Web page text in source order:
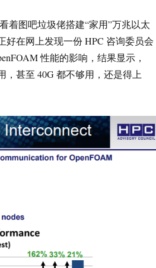
着图吧垃圾佬搭建“家用”万兆以太
在网上发现一份 HPC 咨询委员会
性能的影响，结果显示，
，甚至 40G 都不够用，还是得上